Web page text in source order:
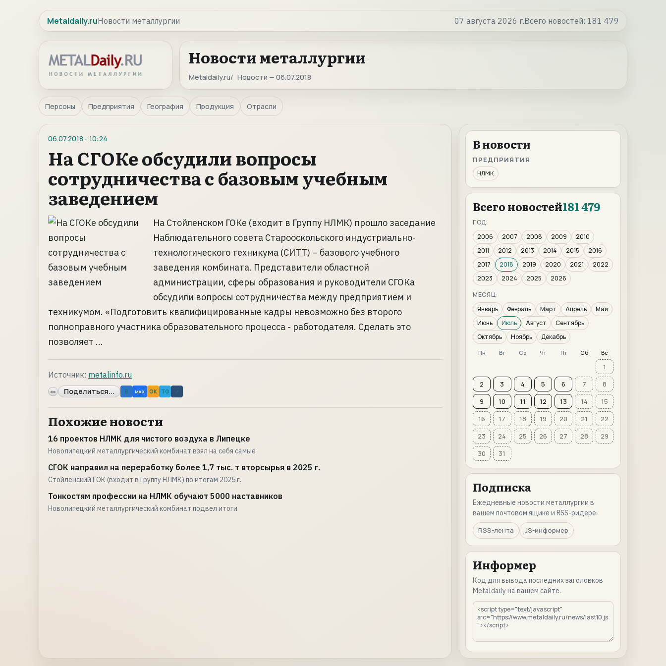
Metaldaily.ruНовости металлургии 07 августа 2026 г.Всего новостей: 181 479
Новости металлургии
Metaldaily.ru Новости — 06.07.2018
Персоны Предприятия География Продукция Отрасли
06.07.2018 - 10:24
На СГОКе обсудили вопросы
сотрудничества с базовым учебным
заведением
На Стойленском ГОКе (входит в Группу НЛМК) прошло заседание
Наблюдательного совета Старооскольского индустриально-
технологического техникума (СИТТ) – базового учебного
заведения комбината. Представители областной
администрации, сферы образования и руководители СГОКа
обсудили вопросы сотрудничества между предприятием и
техникумом. «Подготовить квалифицированные кадры невозможно без второго
полноправного участника образовательного процесса - работодателя. Сделать это
позволяет ...
Источник: metalinfo.ru
«» Поделиться... B MAX OK TG ↗
Похожие новости
16 проектов НЛМК для чистого воздуха в Липецке
Новолипецкий металлургический комбинат взял на себя самые
СГОК направил на переработку более 1,7 тыс. т вторсырья в 2025 г.
Стойленский ГОК (входит в Группу НЛМК) по итогам 2025 г.
Тонкостям профессии на НЛМК обучают 5000 наставников
Новолипецкий металлургический комбинат подвел итоги
В новости
ПРЕДПРИЯТИЯ
НЛМК
Всего новостей181 479
ГОД:
2006
2007 2008 2009
2010
2011
2012 2013 2014 2015
2016
2017
2018 2019 2020 2021
2022
2023
2024 2025
2026
МЕСЯЦ:
Январь
Февраль Март Апрель
Май
Июнь
Июль Август
Сентябрь
Октябрь
Ноябрь Декабрь
Пн Вт Ср Чт Пт Сб Вс
1
2
3 4 5 6 7
8
9
10 11 12 13 14
15
16
17 18 19 20 21
22
23
24 25 26 27 28
29
30
31
Подписка
Ежедневные новости металлургии в
вашем почтовом ящике и RSS-ридере.
RSS-лента
JS-информер
Информер
Код для вывода последних заголовков
Metaldaily на вашем сайте.